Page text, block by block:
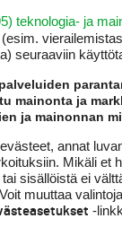
Golfpiste
teknologia- ja
seuraaviin
mainonta ja
ja mainonnan
annat
Mikäli et
sisällöistä ei
muuttaa
-